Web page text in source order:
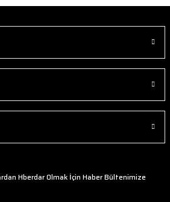
Hberdar Olmak İçin Haber Bültenimize